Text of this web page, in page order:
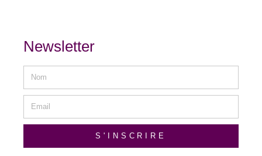
Newsletter
S'INSCRIRE